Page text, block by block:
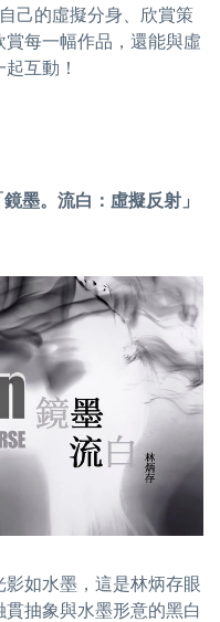
己的虛擬分身、欣賞策
每一幅作品，還能與虛
互動！
鏡墨。流白：虛擬反射」
如水墨，這是林炳存眼
抽象與水墨形意的黑白